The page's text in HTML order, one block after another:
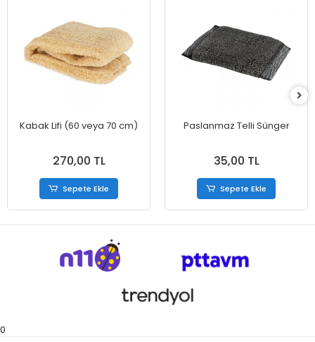
Kabak Lifi (60 veya 70 cm)
270,00 TL
Sepete Ekle
Paslanmaz Telli Sünger
35,00 TL
Sepete Ekle
0